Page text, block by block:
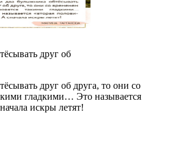
друг об
друг об друга, то они со
гладкими… Это называется
искры летят!